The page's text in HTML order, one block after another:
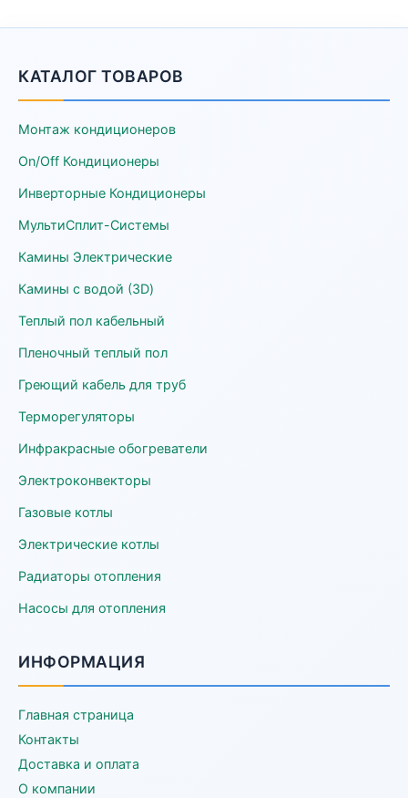
КАТАЛОГ ТОВАРОВ
Монтаж кондиционеров
On/Off Кондиционеры
Инверторные Кондиционеры
МультиСплит-Системы
Камины Электрические
Камины с водой (3D)
Теплый пол кабельный
Пленочный теплый пол
Греющий кабель для труб
Терморегуляторы
Инфракрасные обогреватели
Электроконвекторы
Газовые котлы
Электрические котлы
Радиаторы отопления
Насосы для отопления
ИНФОРМАЦИЯ
Главная страница
Контакты
Доставка и оплата
О компании